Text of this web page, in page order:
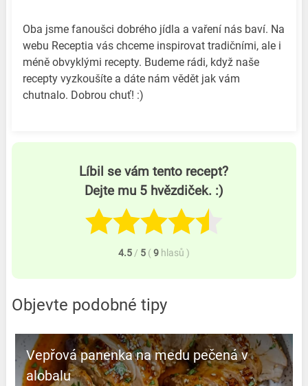
Oba jsme fanoušci dobrého jídla a vaření nás baví. Na
webu Receptia vás chceme inspirovat tradičními, ale i
méně obvyklými recepty. Budeme rádi, když naše
recepty vyzkoušíte a dáte nám vědět jak vám
chutnalo. Dobrou chuť! :)
Líbil se vám tento recept?
Dejte mu 5 hvězdiček. :)
4.5 / 5 (9 hlasů )
Objevte podobné tipy
Vepřová panenka na medu pečená v
alobalu